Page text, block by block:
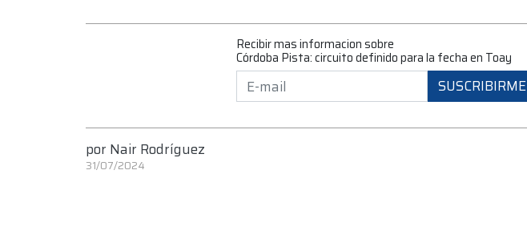
Recibir mas informacion sobre
Córdoba Pista: circuito definido para la fecha en Toay
SUSCRIBIRME
por Nair Rodríguez
31/07/2024